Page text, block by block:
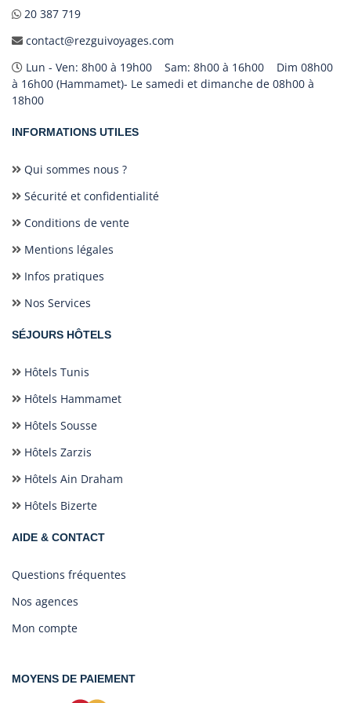
20 387 719
contact@rezguivoyages.com
Lun - Ven: 8h00 à 19h00 Sam: 8h00 à 16h00 Dim 08h00
à 16h00 (Hammamet)- Le samedi et dimanche de 08h00 à
18h00
INFORMATIONS UTILES
Qui sommes nous ?
Sécurité et confidentialité
Conditions de vente
Mentions légales
Infos pratiques
Nos Services
SÉJOURS HÔTELS
Hôtels Tunis
Hôtels Hammamet
Hôtels Sousse
Hôtels Zarzis
Hôtels Ain Draham
Hôtels Bizerte
AIDE & CONTACT
Questions fréquentes
Nos agences
Mon compte
MOYENS DE PAIEMENT